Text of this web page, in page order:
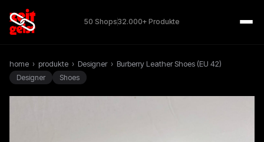
50 Shops32.000+ Produkte
home › produkte › Designer › Burberry Leather Shoes (EU 42)
Designer Shoes